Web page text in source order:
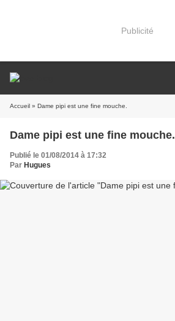
Publicité
Accueil » Dame pipi est une fine mouche.
Dame pipi est une fine mouche.
Publié le 01/08/2014 à 17:32
Par Hugues